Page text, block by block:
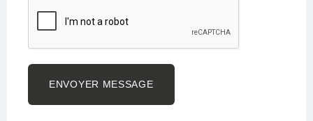
ENVOYER MESSAGE